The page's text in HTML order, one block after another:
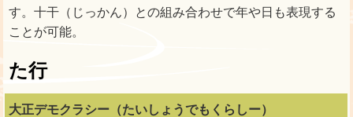
す。十干（じっかん）との組み合わせで年や日も表現する
ことが可能。
た行
大正デモクラシー（たいしょうでもくらしー）